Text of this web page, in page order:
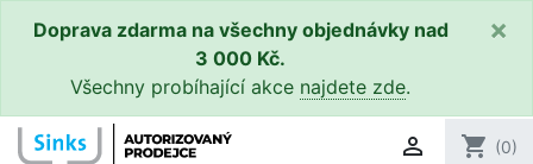
Doprava zdarma na všechny objednávky nad
3 000 Kč.
Všechny probíhající akce najdete zde.
×
 shopping_cart (0)